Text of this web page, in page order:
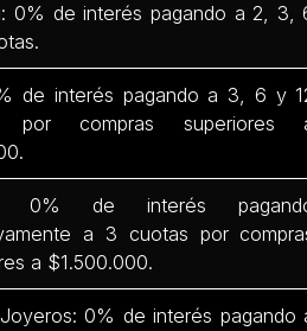
0% de interés pagando a 2, 3,
de interés pagando a 3, 6 y
por compras superiores
0% de interés
a 3 cuotas por
a $1.500.000.
0% de interés pagando